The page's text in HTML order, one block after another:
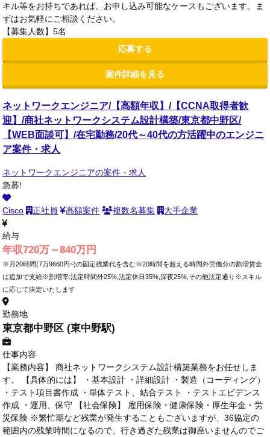
キル等をお持ちであれば、お申し込み可能なケースもございます。ま
ずはお気軽にご相談ください。
【募集人数】5名
応募する
案件詳細を見る
ネットワークエンジニア/【高額年収】/【CCNA取得者歓
迎】/商社ネットワークシステム設計構築/東京都中野区/
【WEB面談可】/在宅勤務/20代～40代の方活躍中のエンジニ
ア案件・求人
ネットワークエンジニアの案件・求人
急募!
Cisco 正社員 高額案件 複数名募集 大手企業
給与
年収720万～840万円
※月20時間(7万9660円~)の固定残業代を含む※20時間を超える時間外労働分の割増賃金
は追加で支給※割増率:法定時間外25%,法定休日35%,深夜25%,その他法定通り※スキル
に応じて決定いたします
勤務地
東京都中野区 (東中野駅)
仕事内容
【業務内容】 商社ネットワークシステム設計構築業務をお任せしま
す。 【具体的には】 ・基本設計 ・詳細設計 ・製造（コーディング）
・テスト項目書作成 ・単体テスト、結合テスト ・テストエビデンス
作成 ・運用、保守 【社会保険】 雇用保険・健康保険・厚生年金・労
災保険 ※繁忙期など残業が発生することもございますが、36協定の
範囲内の残業時間になるので、行き過ぎた残業は御座いませんのでご